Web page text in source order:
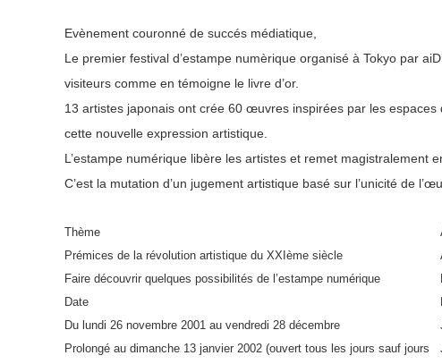
Evènement couronné de succés médiatique,
Le premier festival d’estampe numèrique organisé à Tokyo par
visiteurs comme en témoigne le livre d’or.
13 artistes japonais ont crée 60 œuvres inspirées par les espaces
cette nouvelle expression artistique.
L’estampe numérique libère les artistes et remet magistralement
C’est la mutation d’un jugement artistique basé sur l’unicité de
Thème
Prémices de la révolution artistique du XXIème siècle
Faire découvrir quelques possibilités de l’estampe numérique
Date
Du lundi 26 novembre 2001 au vendredi 28 décembre
Prolongé au dimanche 13 janvier 2002 (ouvert tous les jours sauf jours